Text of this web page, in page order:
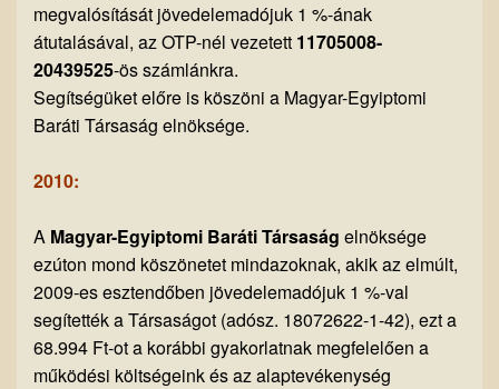
megvalósítását jövedelemadójuk 1 %-ának
átutalásával, az OTP-nél vezetett 11705008-
20439525-ös számlánkra.
Segítségüket előre is köszöni a Magyar-Egyiptomi
Baráti Társaság elnöksége.
2010:
A Magyar-Egyiptomi Baráti Társaság elnöksége
ezúton mond köszönetet mindazoknak, akik az elmúlt,
2009-es esztendőben jövedelemadójuk 1 %-val
segítették a Társaságot (adósz. 18072622-1-42), ezt a
68.994 Ft-ot a korábbi gyakorlatnak megfelelően a
működési költségeink és az alaptevékenység